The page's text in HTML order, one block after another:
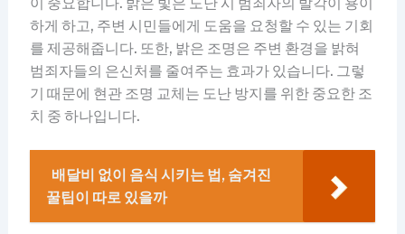
하게 하고, 주변 시민들에게 도움을 요청할 수 있는 기회
를 제공해줍니다. 또한, 밝은 조명은 주변 환경을 밝혀
범죄자들의 은신처를 줄여주는 효과가 있습니다. 그렇
기 때문에 현관 조명 교체는 도난 방지를 위한 중요한 조
치 중 하나입니다.
배달비 없이 음식 시키는 법, 숨겨진
꿀팁이 따로 있을까